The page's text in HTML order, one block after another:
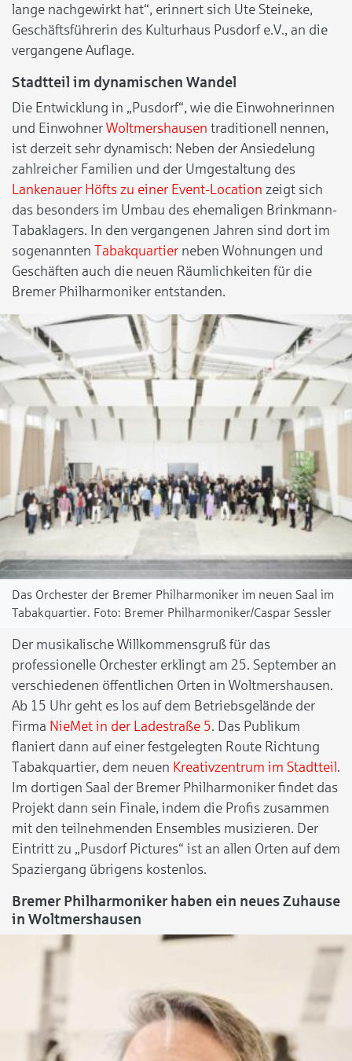
lange nachgewirkt hat“, erinnert sich Ute Steineke,
Geschäftsführerin des Kulturhaus Pusdorf e.V., an die
vergangene Auflage.
Stadtteil im dynamischen Wandel
Die Entwicklung in „Pusdorf“, wie die Einwohnerinnen
und Einwohner Woltmershausen traditionell nennen,
ist derzeit sehr dynamisch: Neben der Ansiedelung
zahlreicher Familien und der Umgestaltung des
Lankenauer Höfts zu einer Event-Location zeigt sich
das besonders im Umbau des ehemaligen Brinkmann-
Tabaklagers. In den vergangenen Jahren sind dort im
sogenannten Tabakquartier neben Wohnungen und
Geschäften auch die neuen Räumlichkeiten für die
Bremer Philharmoniker entstanden.
Das Orchester der Bremer Philharmoniker im neuen Saal im
Tabakquartier.
Bremer Philharmoniker/Caspar Sessler
Der musikalische Willkommensgruß für das
professionelle Orchester erklingt am 25. September an
verschiedenen öffentlichen Orten in Woltmershausen.
Ab 15 Uhr geht es los auf dem Betriebsgelände der
Firma NieMet in der Ladestraße 5. Das Publikum
flaniert dann auf einer festgelegten Route Richtung
Tabakquartier, dem neuen Kreativzentrum im Stadtteil.
Im dortigen Saal der Bremer Philharmoniker findet das
Projekt dann sein Finale, indem die Profis zusammen
mit den teilnehmenden Ensembles musizieren. Der
Eintritt zu „Pusdorf Pictures“ ist an allen Orten auf dem
Spaziergang übrigens kostenlos.
Bremer Philharmoniker haben ein neues Zuhause
in Woltmershausen